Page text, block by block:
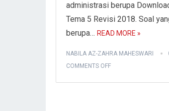
administrasi berupa
Tema 5 Revisi 2018. Soal
berupa… READ MORE »
NABILA AZ-ZAHRA MAHESWARI
COMMENTS OFF